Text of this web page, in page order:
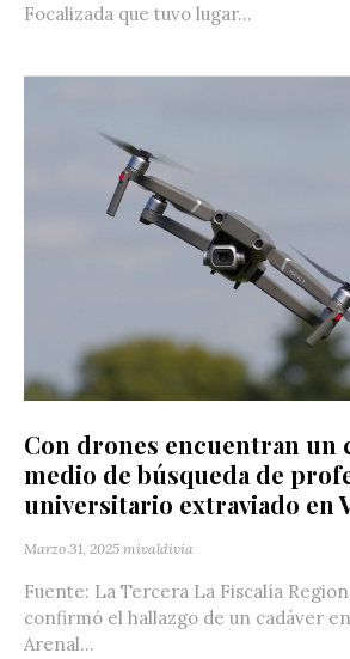
Focalizada que tuvo lugar...
Con drones encuentran un
medio de búsqueda de
universitario extraviado en
Marzo 31, 2025 mivaldivia
Fuente: La Tercera La Fiscalía
confirmó el hallazgo de un cadáver
Arenal...